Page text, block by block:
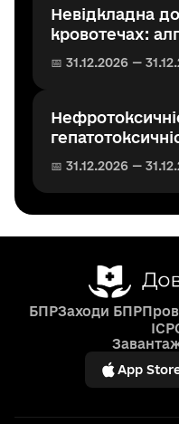
Невідкладна
кровотечах:
📅 31.12.2026 —
📅 31.12.2026 —
БПРЗаходи БПР
App